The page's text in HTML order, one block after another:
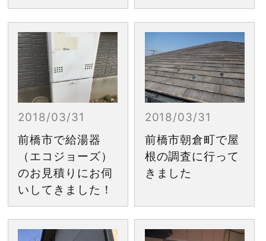
2018/03/31
前橋市で給湯器
（エコジョーズ）
のお見積りにお伺
いしてきました！
2018/03/31
前橋市朝倉町で屋
根の調査に行って
きました